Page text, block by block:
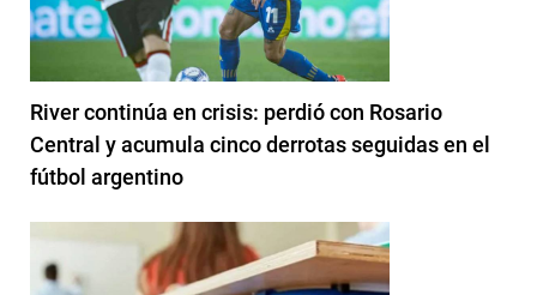
River continúa en crisis: perdió con Rosario
Central y acumula cinco derrotas seguidas en el
fútbol argentino